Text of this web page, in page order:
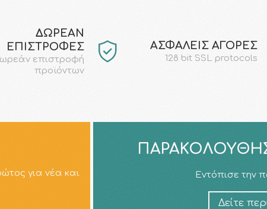
ΔΩΡΕΑΝ
ΕΠΙΣΤΡΟΦΕΣ
επιστροφή
προϊόντων
AΣΦΑΛΕΙΣ ΑΓΟΡΕΣ
128 bit SSL protocols
για νέα και
Εντόπισε την
Δείτε